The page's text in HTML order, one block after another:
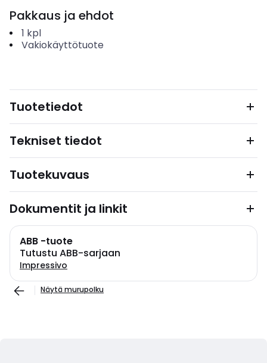
Pakkaus ja ehdot
1 kpl
Vakiokäyttötuote
Tuotetiedot
Tekniset tiedot
Tuotekuvaus
Dokumentit ja linkit
ABB -tuote
Tutustu ABB-sarjaan
Impressivo
Näytä murupolku